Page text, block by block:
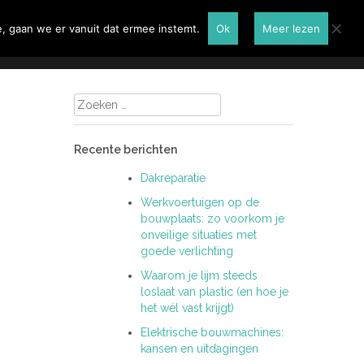
Renovatie Contactformulier
Zoeken
naar:
Recente berichten
Dakreparatie
Werkvoertuigen op de
bouwplaats: zo voorkom je
onveilige situaties met
goede verlichting
Waarom je lijm steeds
loslaat van plastic (en hoe je
het wél vast krijgt)
Elektrische bouwmachines:
kansen en uitdagingen
gaan we er vanuit dat ermee instemt. Ok Meer lezen